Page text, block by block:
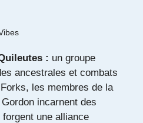
: un groupe
ancestrales et combats
les membres de la
incarnent des
une alliance